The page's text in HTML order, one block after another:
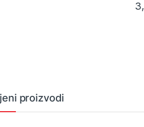
proizvodi